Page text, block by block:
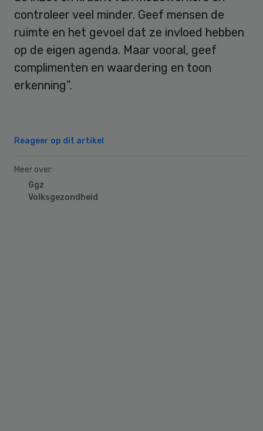
controleer veel minder. Geef mensen de
ruimte en het gevoel dat ze invloed hebben
op de eigen agenda. Maar vooral, geef
complimenten en waardering en toon
erkenning”.
Reageer op dit artikel
Meer over:
Ggz
Volksgezondheid